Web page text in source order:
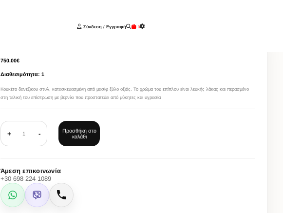
Σύνδεση / Εγγραφή 0
750.00€
Διαθεσιμότητα: 1
Κουκέτα δανέζικου στυλ, κατασκευασμένη από μασίφ ξύλο οξιάς. Το χρώμα του επίπλου είναι λευκής λάκας και περασμένο
στη τελική του επίστρωση με βερνίκι που προστατεύει από μύκητες και υγρασία
+ 1 -
Προσθήκη στο
καλάθι
Άμεση επικοινωνία
+30 698 224 1089
WhatsApp
Viber Κλήση